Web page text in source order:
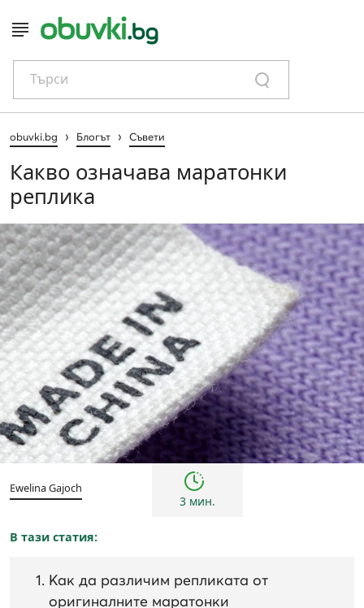
Търси
obuvki.bg › Блогът › Съвети
Какво означава маратонки
реплика
Съвети
Ewelina Gajoch
3 мин.
В тази статия:
Как да различим репликата от
оригиналните маратонки